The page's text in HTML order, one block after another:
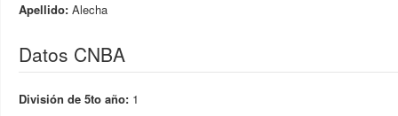
Apellido: Alecha
Datos CNBA
División de 5to año: 1